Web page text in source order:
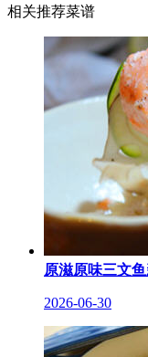
相关推荐菜谱
原滋原味三文
2026-06-30